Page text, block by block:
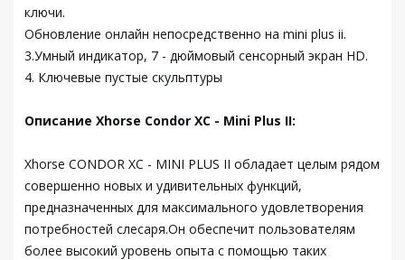
ключи.
Обновление онлайн непосредственно на mini plus ii.
3.Умный индикатор, 7 - дюймовый сенсорный экран HD.
4. Ключевые пустые скульптуры
Описание Xhorse Condor XC - Mini Plus II:
Xhorse CONDOR XC - MINI PLUS II обладает целым рядом
совершенно новых и удивительных функций,
предназначенных для максимального удовлетворения
потребностей слесаря.Он обеспечит пользователям
более высокий уровень опыта с помощью таких